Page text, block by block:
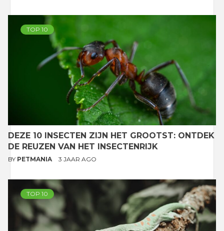
TOP 10
DEZE 10 INSECTEN ZIJN HET GROOTST: ONTDEK
DE REUZEN VAN HET INSECTENRIJK
BY PETMANIA 3 JAAR AGO
TOP 10